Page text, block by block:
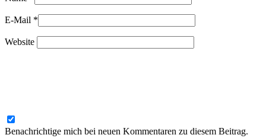
E-Mail *
Website
Benachrichtige mich bei neuen Kommentaren zu diesem Beitrag.